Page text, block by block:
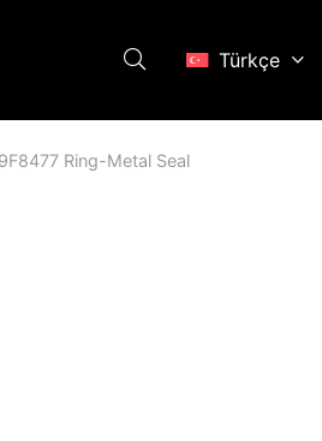
Türkçe
9F8477 Ring-Metal Seal